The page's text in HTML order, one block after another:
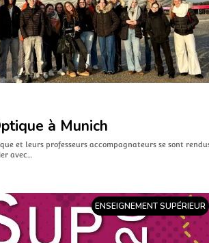
à Munich
et leurs professeurs accompagnateurs se sont
avec…
ENSEIGNEMENT SUPÉRIEUR